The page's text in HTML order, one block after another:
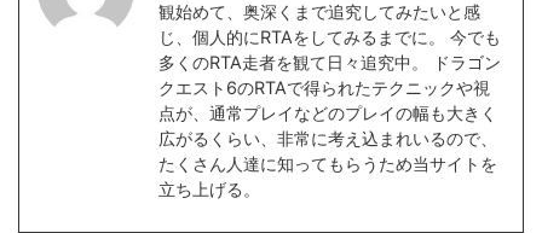
観始めて、奥深くまで追究してみたいと感
じ、個人的にRTAをしてみるまでに。 今でも
多くのRTA走者を観て日々追究中。 ドラゴン
クエスト6のRTAで得られたテクニックや視
点が、通常プレイなどのプレイの幅も大きく
広がるくらい、非常に考え込まれいるので、
たくさん人達に知ってもらうため当サイトを
立ち上げる。